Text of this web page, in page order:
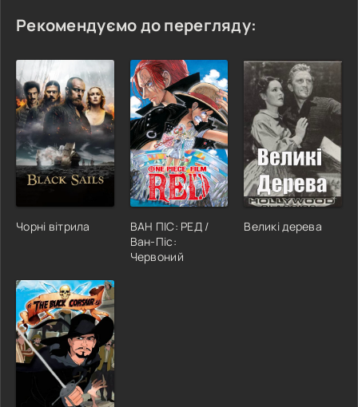
Рекомендуємо до перегляду:
Чорні вітрила
ВАН ПІС: РЕД /
Ван-Пiс:
Червоний
Великі дерева